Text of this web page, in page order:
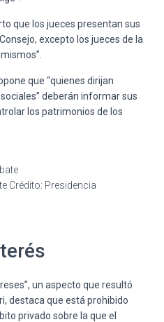
que los jueces presentan sus
excepto los jueces de la
que “quienes dirijan
deberán informar sus
los patrimonios de los
Crédito: Presidencia
un aspecto que resultó
destaca que está prohibido
privado sobre la que el